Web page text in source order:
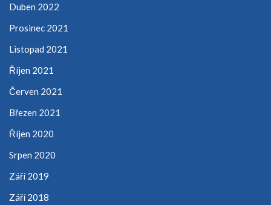
Duben 2022
Prosinec 2021
Listopad 2021
Říjen 2021
Červen 2021
Březen 2021
Říjen 2020
Srpen 2020
Září 2019
Září 2018